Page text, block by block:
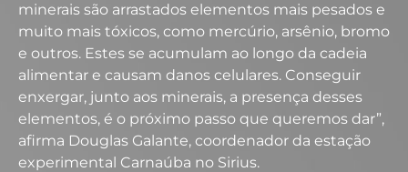
minerais são arrastados elementos mais pesados e
muito mais tóxicos, como mercúrio, arsênio, bromo
e outros. Estes se acumulam ao longo da cadeia
alimentar e causam danos celulares. Conseguir
enxergar, junto aos minerais, a presença desses
elementos, é o próximo passo que queremos dar”,
afirma Douglas Galante, coordenador da estação
experimental Carnaúba no Sirius.